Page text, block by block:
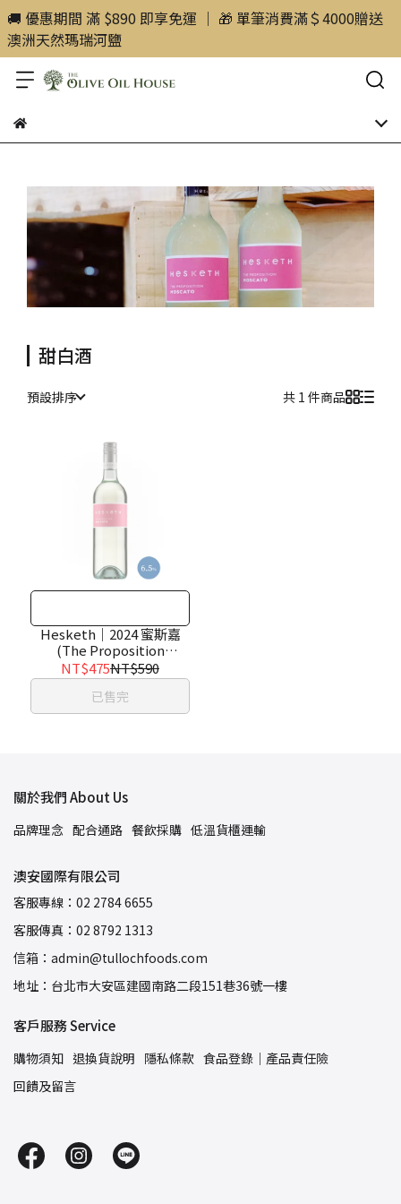
🚚 優惠期間 滿 $890 即享免運 ｜ 🎁 單筆消費滿＄4000贈送
澳洲天然瑪瑞河鹽
甜白酒
預設排序 共 1 件商品
Hesketh｜2024 蜜斯嘉
(The Proposition
Moscato)
NT$475NT$590
已售完
關於我們 About Us
品牌理念 配合通路 餐飲採購 低溫貨櫃運輸
澳安國際有限公司
客服專線：02 2784 6655
客服傳真：02 8792 1313
信箱：admin@tullochfoods.com
地址：台北市大安區建國南路二段151巷36號一樓
客戶服務 Service
購物須知 退換貨說明 隱私條款 食品登錄｜產品責任險
回饋及留言